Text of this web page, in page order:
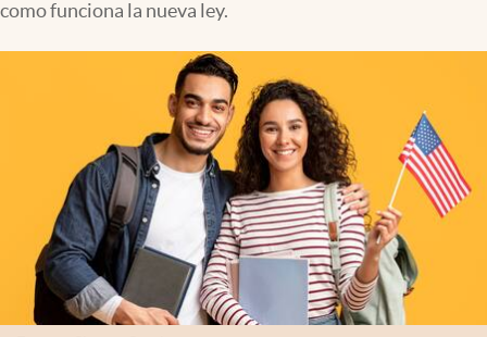
Lifestyle
como funciona la nueva ley.